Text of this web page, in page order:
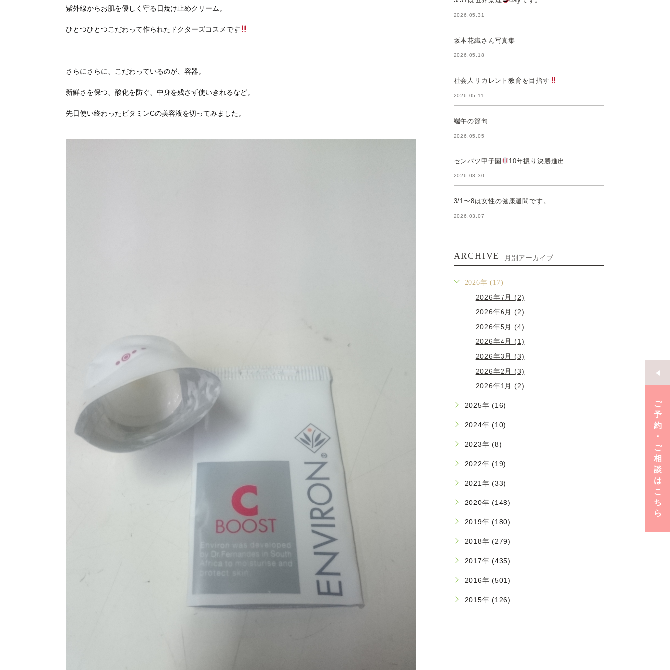
ご
予
約
･
ご
相
談
は
こ
ち
ら
紫外線からお肌を優しく守る日焼け止めクリーム。
ひとつひとつこだわって作られたドクターズコスメです
さらにさらに、こだわっているのが、容器。
新鮮さを保つ、酸化を防ぐ、中身を残さず使いきれるなど。
先日使い終わったビタミンCの美容液を切ってみました。
2026.05.31
坂本花織さん写真集
2026.05.18
社会人リカレント教育を目指す
2026.05.11
端午の節句
2026.05.05
センバツ甲子園 10年振り決勝進出
2026.03.30
3/1〜8は女性の健康週間です。
2026.03.07
ARCHIVE 月別アーカイブ
2026年 (17)
2026年7月 (2)
2026年6月 (2)
2026年5月 (4)
2026年4月 (1)
2026年3月 (3)
2026年2月 (3)
2026年1月 (2)
2025年 (16)
2024年 (10)
2023年 (8)
2022年 (19)
2021年 (33)
2020年 (148)
2019年 (180)
2018年 (279)
2017年 (435)
2016年 (501)
2015年 (126)